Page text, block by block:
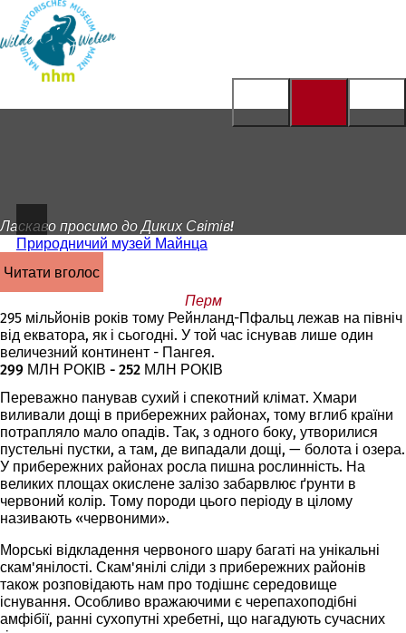
Перейти до змісту
головну
сторінку
Ласкаво просимо до Диких Світів!
Природничий музей Майнца
читати вголос
Перм
295 мільйонів років тому Рейнланд-Пфальц лежав на північ
від екватора, як і сьогодні. У той час існував лише один
величезний континент - Пангея.
299 МЛН РОКІВ - 252 МЛН РОКІВ
Переважно панував сухий і спекотний клімат. Хмари
виливали дощі в прибережних районах, тому вглиб країни
потрапляло мало опадів. Так, з одного боку, утворилися
пустельні пустки, а там, де випадали дощі, — болота і озера.
У прибережних районах росла пишна рослинність. На
великих площах окислене залізо забарвлює ґрунти в
червоний колір. Тому породи цього періоду в цілому
називають «червоними».
Морські відкладення червоного шару багаті на унікальні
скам'янілості. Скам'янілі сліди з прибережних районів
також розповідають нам про тодішнє середовище
існування. Особливо вражаючими є черепахоподібні
амфібії, ранні сухопутні хребетні, що нагадують сучасних